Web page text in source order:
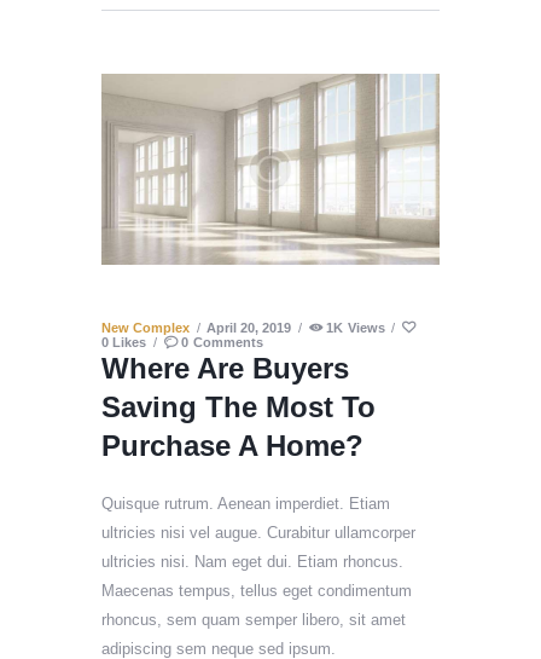
New Complex April 20, 2019 1K Views
0 Likes 0 Comments
Where Are Buyers
Saving The Most To
Purchase A Home?
Quisque rutrum. Aenean imperdiet. Etiam
ultricies nisi vel augue. Curabitur ullamcorper
ultricies nisi. Nam eget dui. Etiam rhoncus.
Maecenas tempus, tellus eget condimentum
rhoncus, sem quam semper libero, sit amet
adipiscing sem neque sed ipsum.